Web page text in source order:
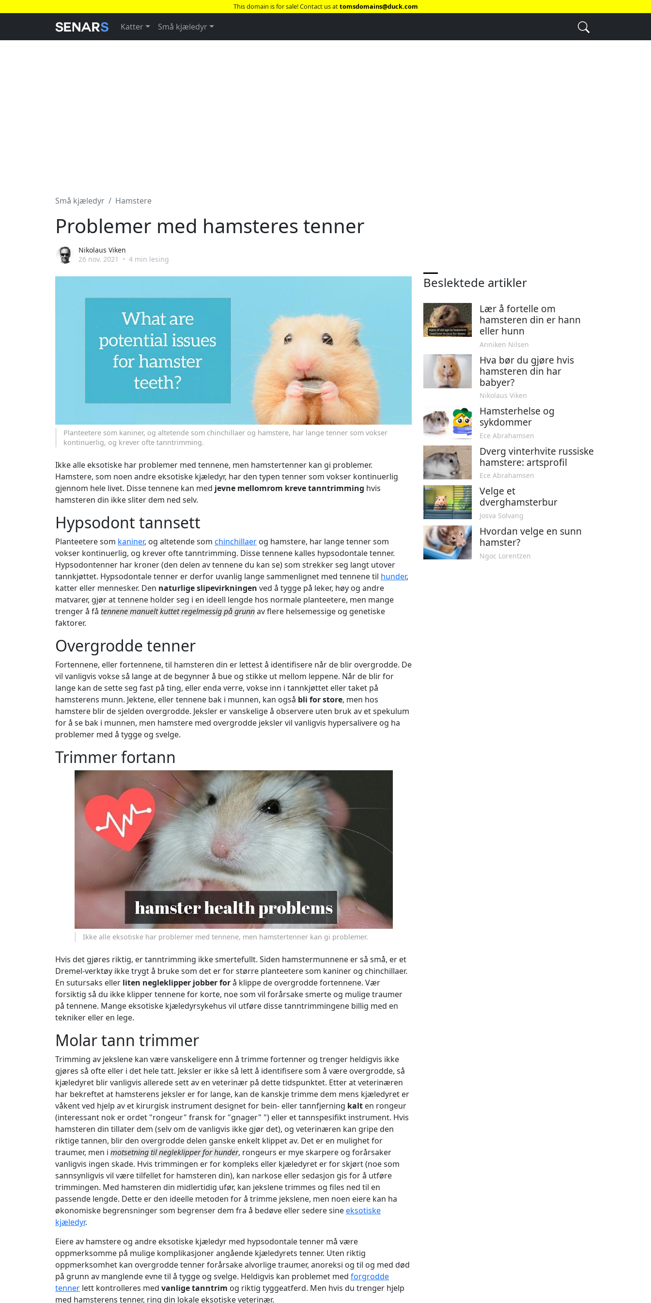
This domain is for sale! Contact us attomsdomains@duck.com
Katter Små kjæledyr
Små kjæledyr Hamstere
Problemer med hamsteres tenner
Nikolaus Viken
26 nov. 2021
• 4 min lesing
Planteetere som kaniner, og altetende som chinchillaer og hamstere, har lange tenner som vokser
kontinuerlig, og krever ofte tanntrimming.
Ikke alle eksotiske har problemer med tennene, men hamstertenner kan gi problemer.
Hamstere, som noen andre eksotiske kjæledyr, har den typen tenner som vokser kontinuerlig
gjennom hele livet. Disse tennene kan med jevne mellomrom kreve tanntrimming hvis
hamsteren din ikke sliter dem ned selv.
Hypsodont tannsett
Planteetere som kaniner, og altetende som chinchillaer og hamstere, har lange tenner som
vokser kontinuerlig, og krever ofte tanntrimming. Disse tennene kalles hypsodontale tenner.
Hypsodontenner har kroner (den delen av tennene du kan se) som strekker seg langt utover
tannkjøttet. Hypsodontale tenner er derfor uvanlig lange sammenlignet med tennene til hunder,
katter eller mennesker. Den naturlige slipevirkningen ved å tygge på leker, høy og andre
matvarer, gjør at tennene holder seg i en ideell lengde hos normale planteetere, men mange
trenger å få tennene manuelt kuttet regelmessig på grunnav flere helsemessige og genetiske
faktorer.
Overgrodde tenner
Fortennene, eller fortennene, til hamsteren din er lettest å identifisere når de blir overgrodde. De
vil vanligvis vokse så lange at de begynner å bue og stikke ut mellom leppene. Når de blir for
lange kan de sette seg fast på ting, eller enda verre, vokse inn i tannkjøttet eller taket på
hamsterens munn. Jektene, eller tennene bak i munnen, kan også bli for store, men hos
hamstere blir de sjelden overgrodde. Jeksler er vanskelige å observere uten bruk av et spekulum
for å se bak i munnen, men hamstere med overgrodde jeksler vil vanligvis hypersalivere og ha
problemer med å tygge og svelge.
Trimmer fortann
Ikke alle eksotiske har problemer med tennene, men hamstertenner kan gi problemer.
Hvis det gjøres riktig, er tanntrimming ikke smertefullt. Siden hamstermunnene er så små, er et
Dremel-verktøy ikke trygt å bruke som det er for større planteetere som kaniner og chinchillaer.
En sutursaks eller liten negleklipper jobber forå klippe de overgrodde fortennene. Vær
forsiktig så du ikke klipper tennene for korte, noe som vil forårsake smerte og mulige traumer
på tennene. Mange eksotiske kjæledyrsykehus vil utføre disse tanntrimmingene billig med en
tekniker eller en lege.
Molar tann trimmer
Trimming av jekslene kan være vanskeligere enn å trimme fortenner og trenger heldigvis ikke
gjøres så ofte eller i det hele tatt. Jeksler er ikke så lett å identifisere som å være overgrodde, så
kjæledyret blir vanligvis allerede sett av en veterinær på dette tidspunktet. Etter at veterinæren
har bekreftet at hamsterens jeksler er for lange, kan de kanskje trimme dem mens kjæledyret er
våkent ved hjelp av et kirurgisk instrument designet for bein- eller tannfjerning kalt en rongeur
(interessant nok er ordet "rongeur" fransk for "gnager" ") eller et tannspesifikt instrument. Hvis
hamsteren din tillater dem (selv om de vanligvis ikke gjør det), og veterinæren kan gripe den
riktige tannen, blir den overgrodde delen ganske enkelt klippet av. Det er en mulighet for
traumer, men i motsetning til negleklipper for hunder, rongeurs er mye skarpere og forårsaker
vanligvis ingen skade. Hvis trimmingen er for kompleks eller kjæledyret er for skjørt (noe som
sannsynligvis vil være tilfellet for hamsteren din), kan narkose eller sedasjon gis for å utføre
trimmingen. Med hamsteren din midlertidig ufør, kan jekslene trimmes og files ned til en
passende lengde. Dette er den ideelle metoden for å trimme jekslene, men noen eiere kan ha
økonomiske begrensninger som begrenser dem fra å bedøve eller sedere sineeksotiske
kjæledyr.
Eiere av hamstere og andre eksotiske kjæledyr med hypsodontale tenner må være
oppmerksomme på mulige komplikasjoner angående kjæledyrets tenner. Uten riktig
oppmerksomhet kan overgrodde tenner forårsake alvorlige traumer, anoreksi og til og med død
på grunn av manglende evne til å tygge og svelge. Heldigvis kan problemet med forgrodde
tenner lett kontrolleres med vanlige tanntrim og riktig tyggeatferd. Men hvis du trenger hjelp
med hamsterens tenner, ring din lokale eksotiske veterinær.
Beslektede artikler
Lær å fortelle om
hamsteren din er hann
eller hunn
Anniken Nilsen
Hva bør du gjøre hvis
hamsteren din har
babyer?
Nikolaus Viken
Hamsterhelse og
sykdommer
Ece Abrahamsen
Dverg vinterhvite russiske
hamstere: artsprofil
Ece Abrahamsen
Velge et
dverghamsterbur
Josva Solvang
Hvordan velge en sunn
hamster?
Ngoc Lorentzen